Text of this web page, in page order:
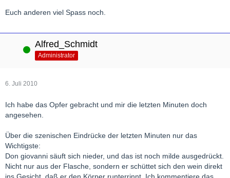
Euch anderen viel Spass noch.
Online Alfred_Schmidt
Administrator
6. Juli 2010
Ich habe das Opfer gebracht und mir die letzten Minuten doch
angesehen.
Über die szenischen Eindrücke der letzten Minuten nur das
Wichtigste:
Don giovanni säuft sich nieder, und das ist noch milde ausgedrückt.
Nicht nur aus der Flasche, sondern er schüttet sich den wein direkt
ins Gesicht, daß er den Körper runterrinnt. Ich kommentiere das